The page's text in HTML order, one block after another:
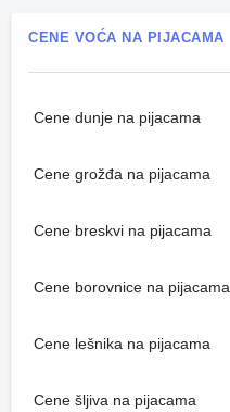
CENE VOĆA NA PIJACAMA
Cene dunje na pijacama
Cene grožđa na pijacama
Cene breskvi na pijacama
Cene borovnice na pijacama
Cene lešnika na pijacama
Cene šljiva na pijacama